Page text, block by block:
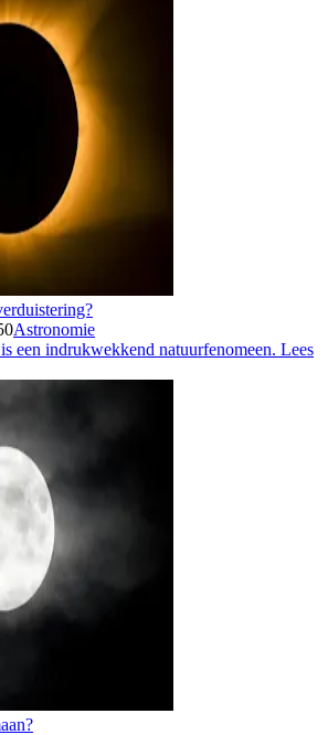
Astronomie
een indrukwekkend natuurfenomeen. Lees